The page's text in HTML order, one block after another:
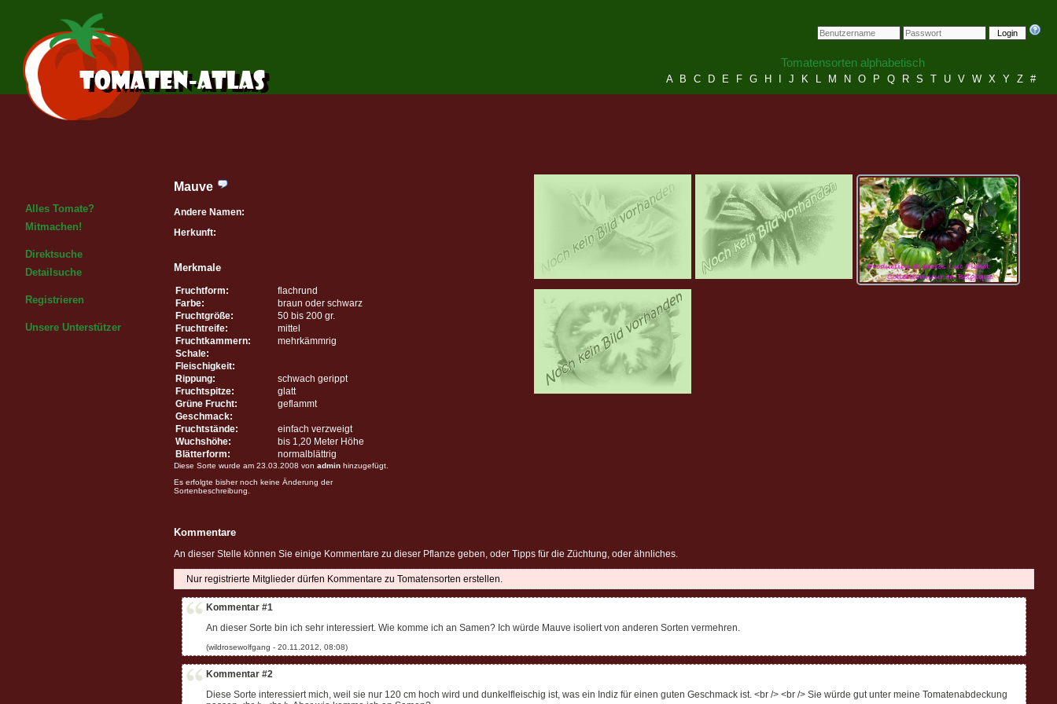
Login
Tomatensorten alphabetisch
A B C D E F G H J K L M N O P Q R S T U V W X Y Z #
Alles Tomate?
Mitmachen!
Direktsuche
Detailsuche
Registrieren
Unsere Unterstützer
Mauve
Andere Namen:
Herkunft:
Merkmale
Fruchtform:
flachrund
Farbe:
braun oder schwarz
Fruchtgröße:
50 bis 200 gr.
Fruchtreife:
mittel
Fruchtkammern:
mehrkämmrig
Schale:
Fleischigkeit:
Rippung:
schwach gerippt
Fruchtspitze:
glatt
Grüne Frucht:
geflammt
Geschmack:
Fruchtstände:
einfach verzweigt
Wuchshöhe:
bis 1,20 Meter Höhe
Blätterform:
normalblättrig
Diese Sorte wurde am 23.03.2008 von admin hinzugefügt.
Es erfolgte bisher noch keine Änderung der
Sortenbeschreibung.
Kommentare
An dieser Stelle können Sie einige Kommentare zu dieser Pflanze geben, oder Tipps für die Züchtung, oder ähnliches.
Nur registrierte Mitglieder dürfen Kommentare zu Tomatensorten erstellen.
Kommentar #1
An dieser Sorte bin ich sehr interessiert. Wie komme ich an Samen? Ich würde Mauve isoliert von anderen Sorten vermehren.
Kommentar #2
Diese Sorte interessiert mich, weil sie nur 120 cm hoch wird und dunkelfleischig ist, was ein Indiz für einen guten Geschmack ist. <br /> <br /> Sie würde gut unter meine Tomatenabdeckung